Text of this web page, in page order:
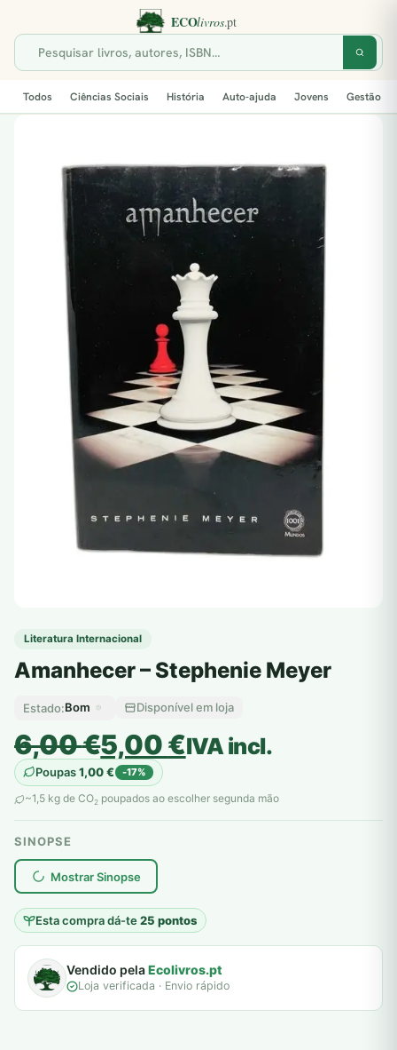
Todos Ciências Sociais História Auto-ajuda Jovens Gestão
Literatura Internacional
Amanhecer – Stephenie Meyer
Estado:Bom Disponível em loja
6,00€
O
preço
original
era:
6,00 €.
5,00€
O
preço
atual
é:
5,00 €.
IVA incl.
Poupas1,00€ -17%
~1,5 kg de CO2 poupados ao escolher segunda mão
SINOPSE
Mostrar Sinopse
Esta compra dá-te25 pontos
plantar árvores reais
Vendido pelaEcolivros.pt
Loja verificada · Envio rápido